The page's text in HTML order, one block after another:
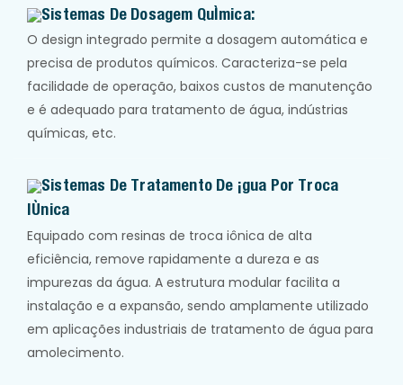
Sistemas De Dosagem Química:
O design integrado permite a dosagem automática e
precisa de produtos químicos. Caracteriza-se pela
facilidade de operação, baixos custos de manutenção
e é adequado para tratamento de água, indústrias
químicas, etc.
Sistemas De Tratamento De Água Por Troca
Iônica
Equipado com resinas de troca iônica de alta
eficiência, remove rapidamente a dureza e as
impurezas da água. A estrutura modular facilita a
instalação e a expansão, sendo amplamente utilizado
em aplicações industriais de tratamento de água para
amolecimento.